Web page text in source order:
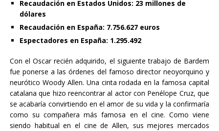
Recaudación en Estados Unidos: 23 millones de
dólares
Recaudación en España: 7.756.627 euros
Espectadores en España: 1.295.492
Con el Oscar recién adquirido, el siguiente trabajo de Bardem
fue ponerse a las órdenes del famoso director neoyorquino y
neurótico Woody Allen. Una cinta rodada en la famosa capital
catalana que hizo reencontrar al actor con Penélope Cruz, que
se acabaría convirtiendo en el amor de su vida y la confirmaría
como su compañera más famosa en el cine. Como viene
siendo habitual en el cine de Allen, sus mejores mercados